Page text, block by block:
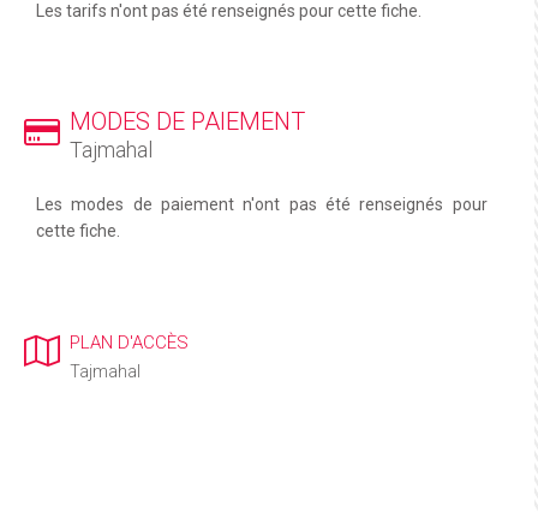
Les tarifs n'ont pas été renseignés pour cette fiche.
MODES DE PAIEMENT
Tajmahal
Les modes de paiement n'ont pas été renseignés pour
cette fiche.
PLAN D'ACCÈS
Tajmahal